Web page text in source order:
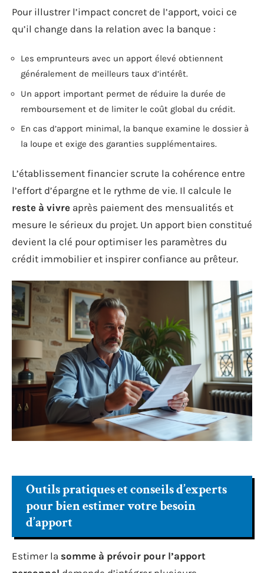
Pour illustrer l’impact concret de l’apport, voici ce
qu’il change dans la relation avec la banque :
Les emprunteurs avec un apport élevé obtiennent
généralement de meilleurs taux d’intérêt.
Un apport important permet de réduire la durée de
remboursement et de limiter le coût global du crédit.
En cas d’apport minimal, la banque examine le dossier à
la loupe et exige des garanties supplémentaires.
L’établissement financier scrute la cohérence entre
l’effort d’épargne et le rythme de vie. Il calcule le
reste à vivre après paiement des mensualités et
mesure le sérieux du projet. Un apport bien constitué
devient la clé pour optimiser les paramètres du
crédit immobilier et inspirer confiance au prêteur.
Outils pratiques et conseils d’experts
pour bien estimer votre besoin
d’apport
Estimer la somme à prévoir pour l’apport